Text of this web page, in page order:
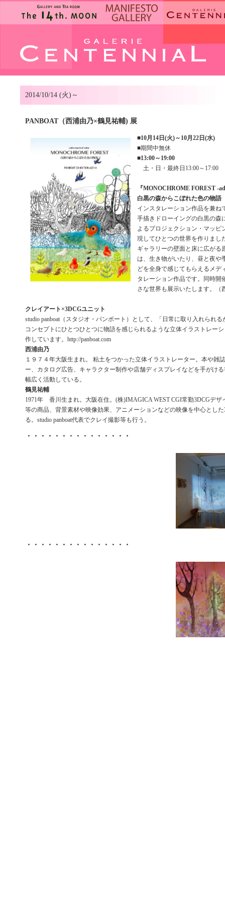
2014/10/14 (火)～
PANBOAT（西浦由乃×鶴見祐輔) 展
■10月14日(火)～10月22日(水)
■期間中無休
■13:00～19:00
土・日・最終日13:00～17:00
『MONOCHROME FOREST -
白黒の森からこぼれた色の物語
インスタレーション作品を兼ね
手描きドローイングの白黒の森
よるプロジェクション・マッピ
現してひとつの世界を作りまし
ギャラリーの壁面と床に広がる
は、生き物がいたり、昼と夜や
どを全身で感じてもらえるメデ
タレーション作品です。同時開
さな世界も展示いたします。（
クレイアート×3DCGユニット
studio panboat（スタジオ・パンボート）として、「日常に取り入れられ
コンセプトにひとつひとつに物語を感じられるような立体イラストレー
作しています。http://panboat.com
西浦由乃
１９７４年大阪生まれ。 粘土をつかった立体イラストレーター。本や雑
ー、カタログ広告、キャラクター制作や店舗ディスプレイなどを手がけ
幅広く活動している。
鶴見祐輔
1971年 香川生まれ。大阪在住。(株)IMAGICA WEST CGI常勤3DCGデザ
等の商品、背景素材や映像効果、アニメーションなどの映像を中心とし
る。studio panboat代表でクレイ撮影等も行う。
・・・・・・・・・・・・・・・
・・・・・・・・・・・・・・・